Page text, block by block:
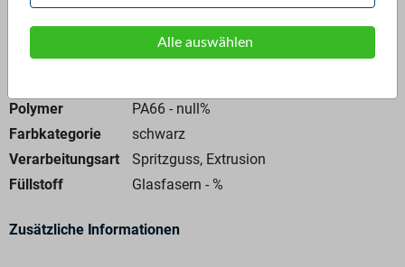
Polymer
PA66 - null%
Farbkategorie
schwarz
Verarbeitungsart
Spritzguss, Extrusion
Füllstoff
Glasfasern -%
Zusätzliche Informationen
Alle auswählen